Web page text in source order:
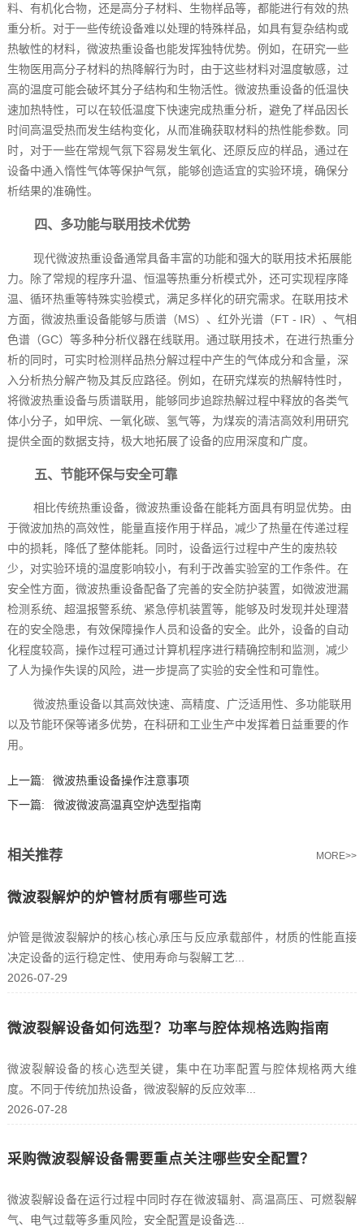
料、有机化合物，还是高分子材料、生物样品等，都能进行有效的热
重分析。对于一些传统设备难以处理的特殊样品，如具有复杂结构或
热敏性的材料，微波热重设备也能发挥独特优势。例如，在研究一些
生物医用高分子材料的热降解行为时，由于这些材料对温度敏感，过
高的温度可能会破坏其分子结构和生物活性。微波热重设备的低温快
速加热特性，可以在较低温度下快速完成热重分析，避免了样品因长
时间高温受热而发生结构变化，从而准确获取材料的热性能参数。同
时，对于一些在常规气氛下容易发生氧化、还原反应的样品，通过在
设备中通入惰性气体等保护气氛，能够创造适宜的实验环境，确保分
析结果的准确性。
四、多功能与联用技术优势
现代微波热重设备通常具备丰富的功能和强大的联用技术拓展能
力。除了常规的程序升温、恒温等热重分析模式外，还可实现程序降
温、循环热重等特殊实验模式，满足多样化的研究需求。在联用技术
方面，微波热重设备能够与质谱（MS）、红外光谱（FT - IR）、气相
色谱（GC）等多种分析仪器在线联用。通过联用技术，在进行热重分
析的同时，可实时检测样品热分解过程中产生的气体成分和含量，深
入分析热分解产物及其反应路径。例如，在研究煤炭的热解特性时，
将微波热重设备与质谱联用，能够同步追踪热解过程中释放的各类气
体小分子，如甲烷、一氧化碳、氢气等，为煤炭的清洁高效利用研究
提供全面的数据支持，极大地拓展了设备的应用深度和广度。
五、节能环保与安全可靠
相比传统热重设备，微波热重设备在能耗方面具有明显优势。由
于微波加热的高效性，能量直接作用于样品，减少了热量在传递过程
中的损耗，降低了整体能耗。同时，设备运行过程中产生的废热较
少，对实验环境的温度影响较小，有利于改善实验室的工作条件。在
安全性方面，微波热重设备配备了完善的安全防护装置，如微波泄漏
检测系统、超温报警系统、紧急停机装置等，能够及时发现并处理潜
在的安全隐患，有效保障操作人员和设备的安全。此外，设备的自动
化程度较高，操作过程可通过计算机程序进行精确控制和监测，减少
了人为操作失误的风险，进一步提高了实验的安全性和可靠性。
微波热重设备以其高效快速、高精度、广泛适用性、多功能联用
以及节能环保等诸多优势，在科研和工业生产中发挥着日益重要的作
用。‍
上一篇:
微波热重设备操作注意事项
下一篇:
微波微波高温真空炉选型指南
相关推荐 MORE>>
微波裂解炉的炉管材质有哪些可选
炉管是微波裂解炉的核心核心承压与反应承载部件，材质的性能直接
决定设备的运行稳定性、使用寿命与裂解工艺...
2026-07-29
微波裂解设备如何选型？功率与腔体规格选购指南
微波裂解设备的核心选型关键，集中在功率配置与腔体规格两大维
度。不同于传统加热设备，微波裂解的反应效率...
2026-07-28
采购微波裂解设备需要重点关注哪些安全配置？
微波裂解设备在运行过程中同时存在微波辐射、高温高压、可燃裂解
气、电气过载等多重风险，安全配置是设备选...